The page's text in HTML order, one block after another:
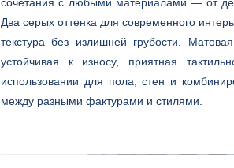
Два серых оттенка для современного
текстура без излишней грубости.
устойчивая к износу, приятная
использовании для пола, стен и
между разными фактурами и стилями.